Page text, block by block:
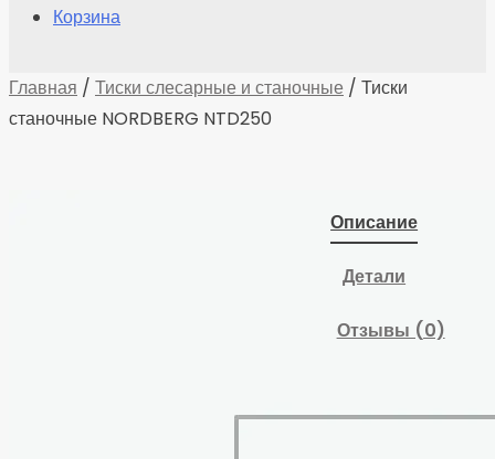
Корзина
Главная / Тиски слесарные и станочные / Тиски
станочные NORDBERG NTD250
Описание
Детали
Отзывы (0)
высокопрочного